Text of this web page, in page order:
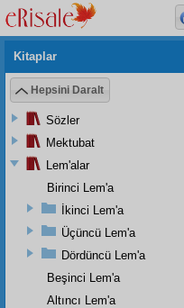
Kitaplar
Hepsini Daralt
Sözler
Mektubat
Lem'alar
Birinci Lem'a
İkinci Lem'a
Üçüncü Lem'a
Dördüncü Lem'a
Beşinci Lem'a
Altıncı Lem'a